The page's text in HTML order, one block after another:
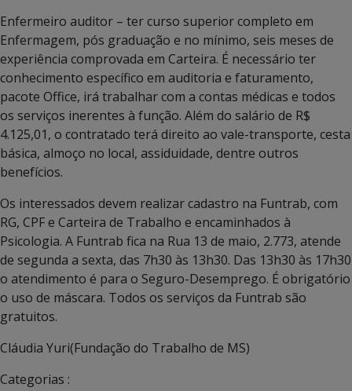
Enfermeiro auditor – ter curso superior completo em
Enfermagem, pós graduação e no mínimo, seis meses de
experiência comprovada em Carteira. É necessário ter
conhecimento específico em auditoria e faturamento,
pacote Office, irá trabalhar com a contas médicas e todos
os serviços inerentes à função. Além do salário de R$
4.125,01, o contratado terá direito ao vale-transporte, cesta
básica, almoço no local, assiduidade, dentre outros
benefícios.
Os interessados devem realizar cadastro na Funtrab, com
RG, CPF e Carteira de Trabalho e encaminhados à
Psicologia. A Funtrab fica na Rua 13 de maio, 2.773, atende
de segunda a sexta, das 7h30 às 13h30. Das 13h30 às 17h30
o atendimento é para o Seguro-Desemprego. É obrigatório
o uso de máscara. Todos os serviços da Funtrab são
gratuitos.
Cláudia Yuri(Fundação do Trabalho de MS)
Categorias :